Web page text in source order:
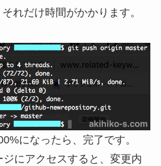
れだけ時間がかかります。
になったら、完了です。
にアクセスすると、変更内